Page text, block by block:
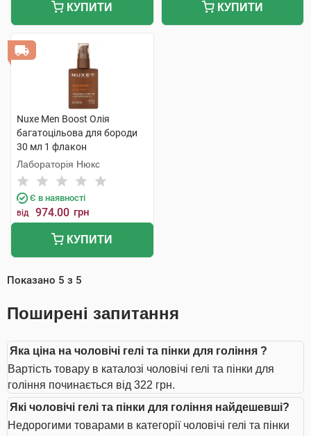
КУПИТИ КУПИТИ
Nuxe Men Boost Олія
багатоцільова для бороди
30 мл 1 флакон
Лабораторія Нюкс
Є в наявності
від 974.00 грн
КУПИТИ
Показано 5 з 5
Поширені запитання
Яка ціна на чоловічі гелі та пінки для гоління ?
Вартість товару в каталозі чоловічі гелі та пінки для
гоління починається від 322 грн.
Які чоловічі гелі та пінки для гоління найдешевші?
Недорогими товарами в категорії чоловічі гелі та пінки